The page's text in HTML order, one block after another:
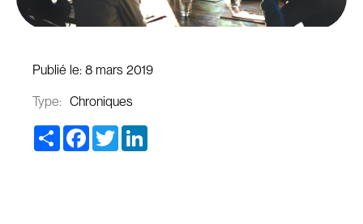
Publié le: 8 mars 2019
Type: Chroniques
Share Facebook
Twitter